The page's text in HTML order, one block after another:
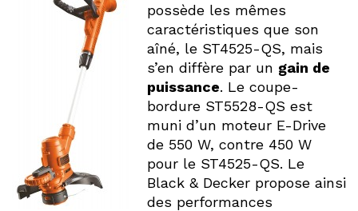
possède les mêmes
caractéristiques que son
aîné, le ST4525-QS, mais
s’en diffère par un gain de
puissance. Le coupe-
bordure ST5528-QS est
muni d’un moteur E-Drive
de 550 W, contre 450 W
pour le ST4525-QS. Le
Black & Decker propose ainsi
des performances